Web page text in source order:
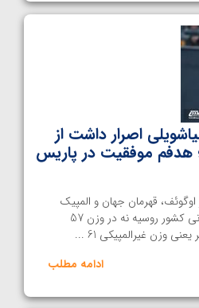
اصرار داشت از
هدفم موفقیت در پاریس
قهرمان جهان و المپیک
سبک وزن در مسابقات قهرمانی کشور روسیه نه در وزن 57
وزن غیرالمپیکی 61 ...
ادامه مطلب